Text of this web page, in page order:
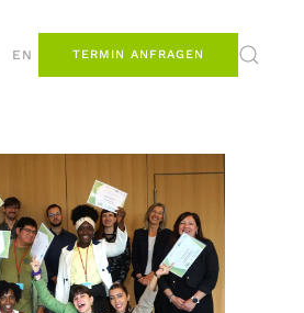
EN TERMIN ANFRAGEN